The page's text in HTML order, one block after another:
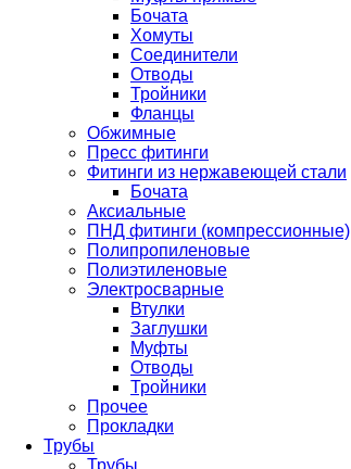
Бочата
Хомуты
Соединители
Отводы
Тройники
Фланцы
Обжимные
Пресс фитинги
Фитинги из нержавеющей стали
Бочата
Аксиальные
ПНД фитинги (компрессионные)
Полипропиленовые
Полиэтиленовые
Электросварные
Втулки
Заглушки
Муфты
Отводы
Тройники
Прочее
Прокладки
Трубы
Трубы